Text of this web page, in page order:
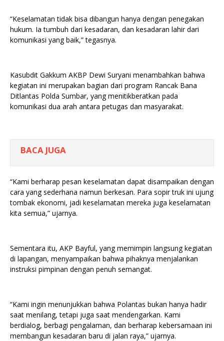
“Keselamatan tidak bisa dibangun hanya dengan penegakan
hukum. Ia tumbuh dari kesadaran, dan kesadaran lahir dari
komunikasi yang baik,” tegasnya.
Kasubdit Gakkum AKBP Dewi Suryani menambahkan bahwa
kegiatan ini merupakan bagian dari program Rancak Bana
Ditlantas Polda Sumbar, yang menitikberatkan pada
komunikasi dua arah antara petugas dan masyarakat.
BACA JUGA
“Kami berharap pesan keselamatan dapat disampaikan dengan
cara yang sederhana namun berkesan. Para sopir truk ini ujung
tombak ekonomi, jadi keselamatan mereka juga keselamatan
kita semua,” ujarnya.
Sementara itu, AKP Bayful, yang memimpin langsung kegiatan
di lapangan, menyampaikan bahwa pihaknya menjalankan
instruksi pimpinan dengan penuh semangat.
“Kami ingin menunjukkan bahwa Polantas bukan hanya hadir
saat menilang, tetapi juga saat mendengarkan. Kami
berdialog, berbagi pengalaman, dan berharap kebersamaan ini
membangun kesadaran baru di jalan raya,” ujarnya.